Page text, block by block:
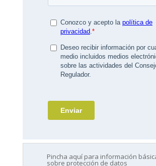
Pincha aquí para información
sobre protección de datos